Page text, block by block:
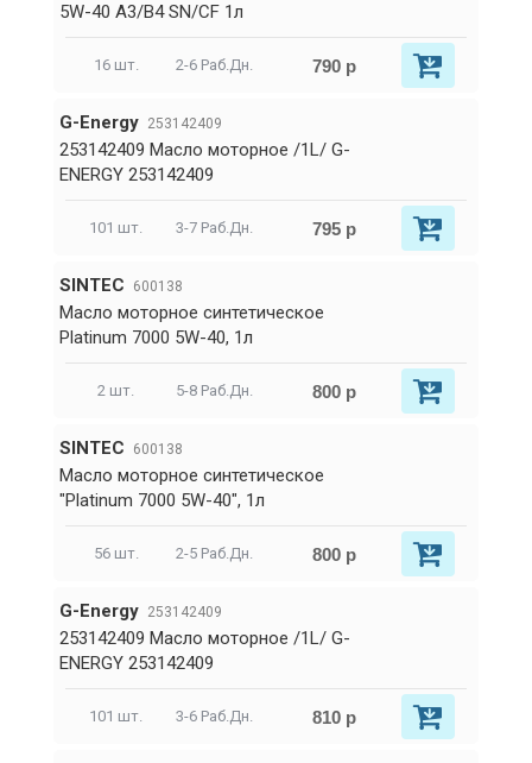
5W-40 A3/B4 SN/CF 1л
16 шт. 2-6 Раб.Дн. 790 р
G-Energy 253142409
253142409 Масло моторное /1L/ G-
ENERGY 253142409
101 шт. 3-7 Раб.Дн. 795 р
SINTEC 600138
Масло моторное синтетическое
Platinum 7000 5W-40, 1л
2 шт. 5-8 Раб.Дн. 800 р
SINTEC 600138
Масло моторное синтетическое
"Platinum 7000 5W-40", 1л
56 шт. 2-5 Раб.Дн. 800 р
G-Energy 253142409
253142409 Масло моторное /1L/ G-
ENERGY 253142409
101 шт. 3-6 Раб.Дн. 810 р